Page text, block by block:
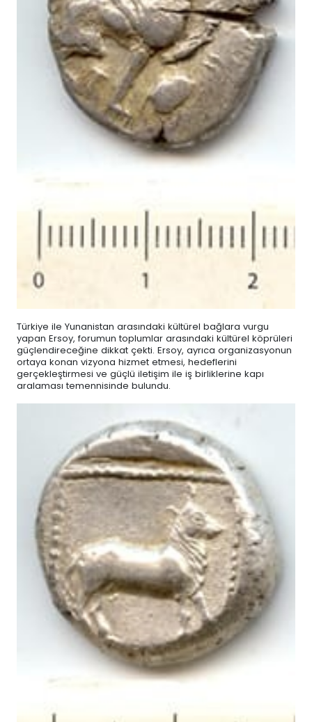
Türkiye ile Yunanistan arasındaki kültürel bağlara vurgu
yapan Ersoy, forumun toplumlar arasındaki kültürel köprüleri
güçlendireceğine dikkat çekti. Ersoy, ayrıca organizasyonun
ortaya konan vizyona hizmet etmesi, hedeflerini
gerçekleştirmesi ve güçlü iletişim ile iş birliklerine kapı
aralaması temennisinde bulundu.